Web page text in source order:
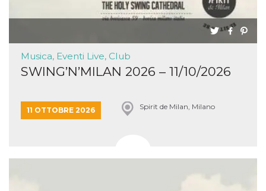
Musica, Eventi Live, Club
SWING’N’MILAN 2026 – 11/10/2026
11 OTTOBRE 2026 Spirit de Milan, Milano